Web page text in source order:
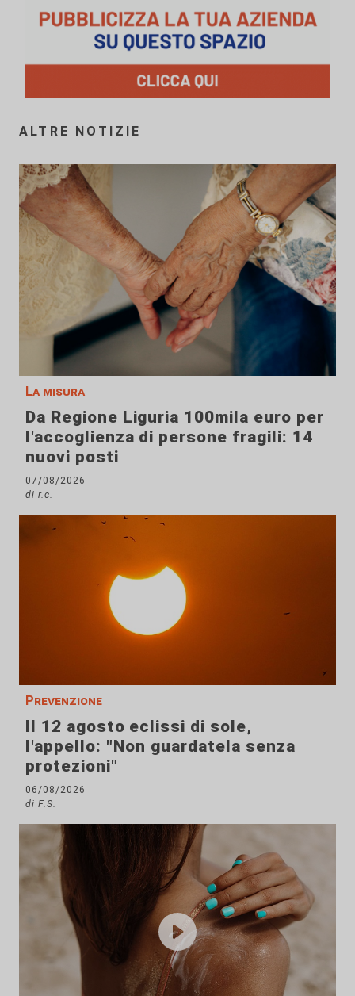
ALTRE NOTIZIE
La misura
Da Regione Liguria 100mila euro per
l'accoglienza di persone fragili: 14
nuovi posti
07/08/2026
di r.c.
Prevenzione
Il 12 agosto eclissi di sole,
l'appello: "Non guardatela senza
protezioni"
06/08/2026
di F.S.